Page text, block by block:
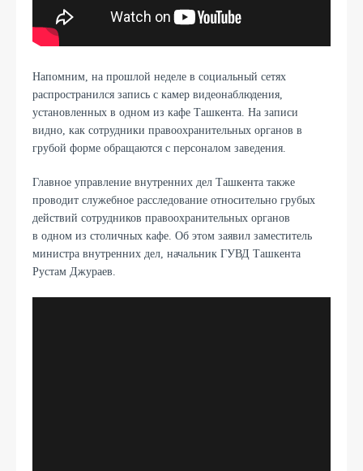
Напомним, на прошлой неделе в социальный сетях
распространился запись с камер видеонаблюдения,
установленных в одном из кафе Ташкента. На записи
видно, как сотрудники правоохранительных органов в
грубой форме обращаются с персоналом заведения.
Главное управление внутренних дел Ташкента также
проводит служебное расследование относительно грубых
действий сотрудников правоохранительных органов
в одном из столичных кафе. Об этом заявил заместитель
министра внутренних дел, начальник ГУВД Ташкента
Рустам Джураев.